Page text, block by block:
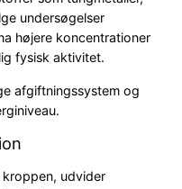
undersøgelser
højere koncentrationer
fysisk aktivitet.
afgiftningssystem og
udvider